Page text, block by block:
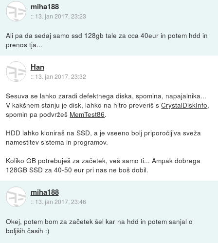
miha188
:: 13. jan 2017, 23:23
Ali pa da sedaj samo ssd 128gb tale za cca 40eur in potem hdd in
prenos tja...
Han
:: 13. jan 2017, 23:32
Sesuva se lahko zaradi defektnega diska, spomina, napajalnika...
V kakšnem stanju je disk, lahko na hitro preveriš sCrystalDiskInfo,
spomin pa podvržeš MemTest86.
HDD lahko kloniraš na SSD, a je vseeno bolj priporočljiva sveža
namestitev sistema in programov.
Koliko GB potrebuješ za začetek, veš samo ti... Ampak dobrega
128GB SSD za 40-50 eur pri nas ne boš dobil.
miha188
:: 13. jan 2017, 23:46
Okej, potem bom za začetek šel kar na hdd in potem sanjal o
boljših časih :)